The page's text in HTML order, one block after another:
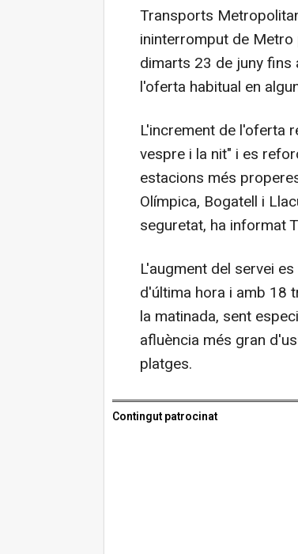
Transports
ininterromput de Metro
dimarts 23 de juny fins
l'oferta habitual en
L'increment de l'oferta
vespre i la nit" i es
estacions més
Olímpica, Bogatell i
seguretat, ha informat
L'augment del servei
d'última hora i amb 18
la matinada, sent
afluència més gran
platges.
Contingut patrocinat